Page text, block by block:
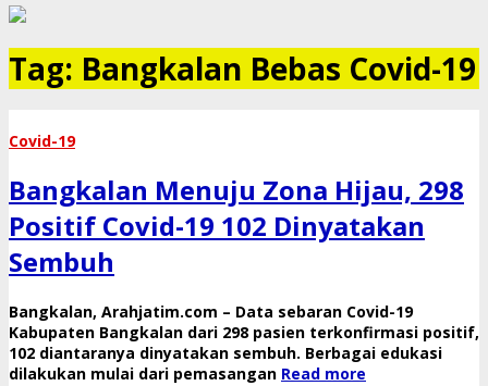
Tag: Bangkalan Bebas Covid-19
Covid-19
Bangkalan Menuju Zona Hijau, 298
Positif Covid-19 102 Dinyatakan
Sembuh
Bangkalan, Arahjatim.com – Data sebaran Covid-19
Kabupaten Bangkalan dari 298 pasien terkonfirmasi positif,
102 diantaranya dinyatakan sembuh. Berbagai edukasi
dilakukan mulai dari pemasangan Read more